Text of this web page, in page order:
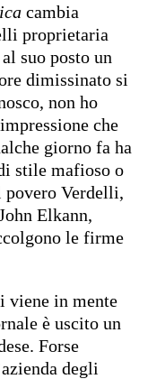
cambia
proprietaria
suo posto un
dimissinato si
non ho
che
giorno fa ha
stile mafioso o
povero Verdelli,
Elkann,
le firme
viene in mente
è uscito un
Forse
degli